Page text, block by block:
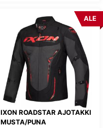
IXON ROADSTAR AJOTAKKI
MUSTA/PUNA
ALE